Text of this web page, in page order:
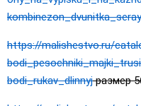
https://malishestvo.ru/
bodi_rukav_dlinnyjразмер